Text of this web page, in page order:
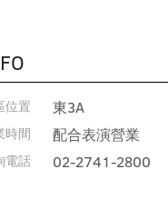
位置 東3A
時間 配合表演營業
電話 02-2741-2800